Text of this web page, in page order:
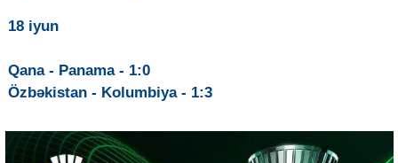
18 iyun
Qana - Panama - 1:0
Özbəkistan - Kolumbiya - 1:3